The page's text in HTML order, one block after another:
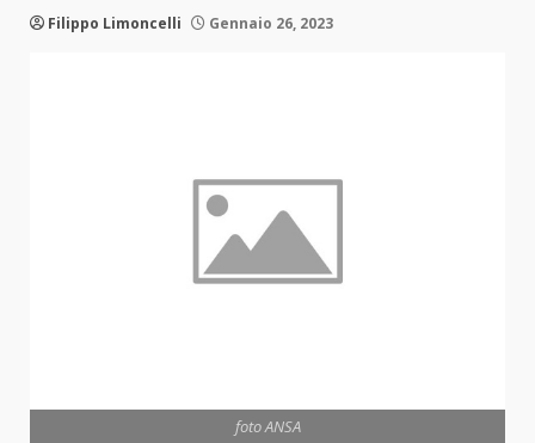
Filippo Limoncelli Gennaio 26, 2023
foto ANSA